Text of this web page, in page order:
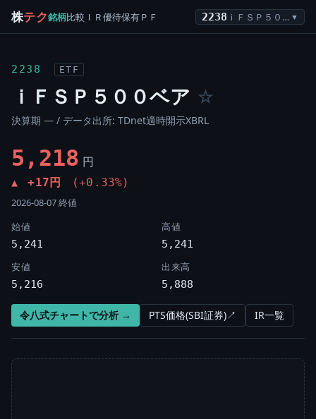
株テク銘柄比較 ＩＲ優待保有ＰＦ 2238 ｉＦＳＰ５００ベア ▼
2238 ETF
ｉＦＳＰ５００ベア ☆
決算期 — / データ出所: TDnet適時開示XBRL
5,218 円
▲ +17円 (+0.33%)
2026-08-07 終値
始値
5,241
高値
5,241
安値
5,216
出来高
5,888
令八式チャートで分析 → PTS価格(SBI証券)↗ IR一覧